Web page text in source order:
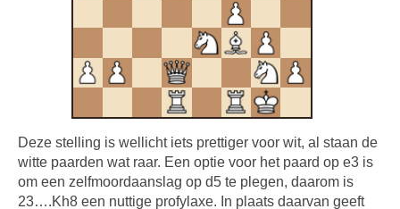
Deze stelling is wellicht iets prettiger voor wit, al staan de
witte paarden wat raar. Een optie voor het paard op e3 is
om een zelfmoordaanslag op d5 te plegen, daarom is
23….Kh8 een nuttige profylaxe. In plaats daarvan geeft